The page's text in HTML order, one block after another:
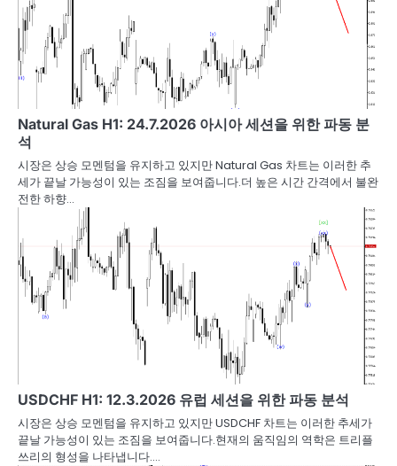
Natural Gas H1: 24.7.2026 아시아 세션을 위한 파동 분
석
시장은 상승 모멘텀을 유지하고 있지만 Natural Gas 차트는 이러한 추
세가 끝날 가능성이 있는 조짐을 보여줍니다.더 높은 시간 간격에서 불완
전한 하향…
USDCHF H1: 12.3.2026 유럽 세션을 위한 파동 분석
시장은 상승 모멘텀을 유지하고 있지만 USDCHF 차트는 이러한 추세가
끝날 가능성이 있는 조짐을 보여줍니다.현재의 움직임의 역학은 트리플
쓰리의 형성을 나타냅니다.…